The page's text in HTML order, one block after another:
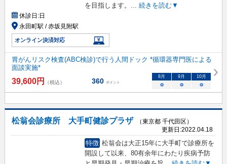
を目指します。 ... 続きを読む▼
休診日:日
永田町駅 / 赤坂見附駅
オンライン決済対応
胃がんリスク検査(ABC検診)で行う人間ドック *循環器専門医による
面談実施*
39,600円 （税込） 360 ポイント
8月 9月 10月
○ ○ ○
松翁会診療所 大手町健診プラザ
（東京都 千代田区）
更新日:2022.04.18
特徴 松翁会は大正15年に大手町で診療所を
開設して以来、80有余年にわたり疾病予防